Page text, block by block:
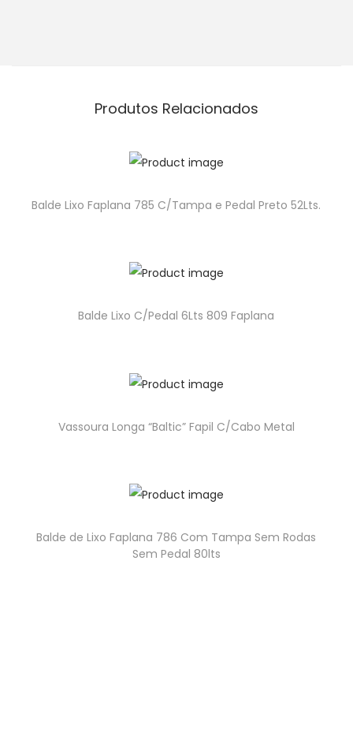
Produtos Relacionados
Balde Lixo Faplana 785 C/Tampa e Pedal Preto 52Lts.
Balde Lixo C/Pedal 6Lts 809 Faplana
Vassoura Longa “Baltic” Fapil C/Cabo Metal
Balde de Lixo Faplana 786 Com Tampa Sem Rodas
Sem Pedal 80lts